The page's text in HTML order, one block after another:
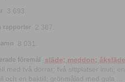
3 693.
rapporter 2 387.
8 031.
föremål
släde; meddon; åksläde
med två dörrar; två sittplatser inuti; en
och en baktill; grönmålad med gula ...